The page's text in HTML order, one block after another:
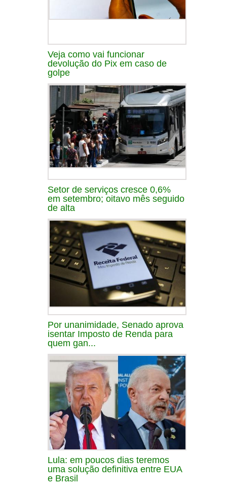
Veja como vai funcionar
devolução do Pix em caso de
golpe
Setor de serviços cresce 0,6%
em setembro; oitavo mês seguido
de alta
Por unanimidade, Senado aprova
isentar Imposto de Renda para
quem gan...
Lula: em poucos dias teremos
uma solução definitiva entre EUA
e Brasil